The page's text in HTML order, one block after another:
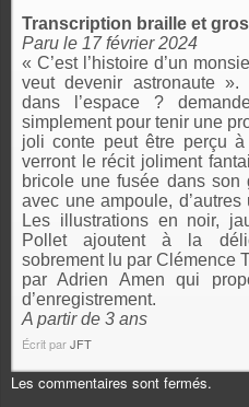
Transcription braille et
Paru le 17 février 2024
« C’est l’histoire d’un
veut devenir astronaute
dans l’espace ?
simplement pour tenir une
joli conte peut être perçu
verront le récit joliment
bricole une fusée dans
avec une ampoule,
Les illustrations en noir,
Pollet ajoutent à la
sobrement lu par Clémence
par Adrien Amen qui
d’enregistrement.
A partir de 3 ans
Écrit parJFT
Les commentaires sont fermés.